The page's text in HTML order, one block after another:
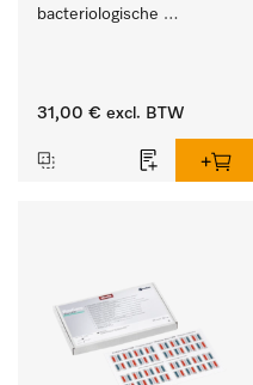
bacteriologische
31,00 € excl. BTW